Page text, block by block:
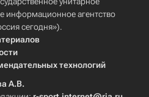
информационное агентство
сегодня»).
технологий
А.В.